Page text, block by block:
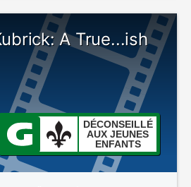
A True...ish
DÉCONSEILLÉ
AUX JEUNES
ENFANTS